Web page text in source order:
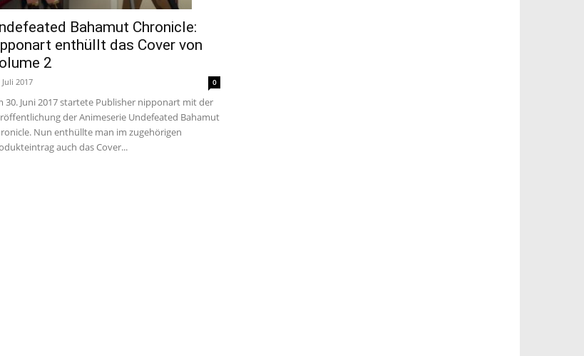
Bahamut Chronicle:
enthüllt das Cover von
2
Juli 2017 0
30. Juni 2017 startete Publisher nipponart mit der
der Animeserie Undefeated Bahamut
Nun enthüllte man im zugehörigen
auch das Cover...